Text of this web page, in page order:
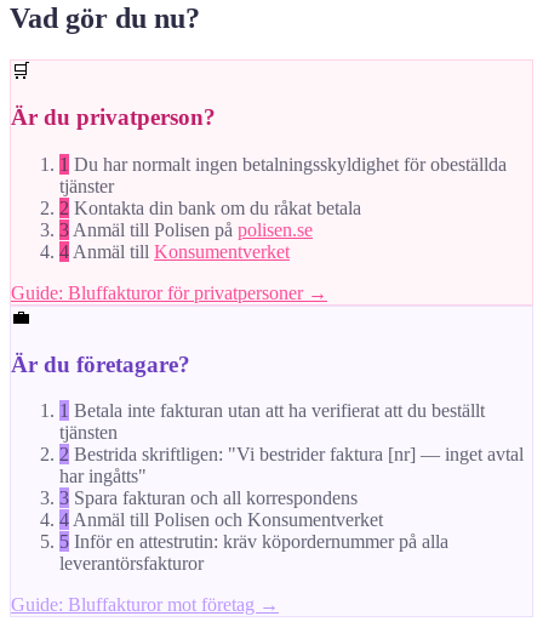
Vad gör du nu?
🛒
Är du privatperson?
1 Du har normalt ingen betalningsskyldighet för obeställda
tjänster
2 Kontakta din bank om du råkat betala
3 Anmäl till Polisen på polisen.se
4 Anmäl till Konsumentverket
Guide: Bluffakturor för privatpersoner →
💼
Är du företagare?
1 Betala inte fakturan utan att ha verifierat att du beställt
tjänsten
2 Bestrida skriftligen: "Vi bestrider faktura [nr] — inget avtal
har ingåtts"
3 Spara fakturan och all korrespondens
4 Anmäl till Polisen och Konsumentverket
5 Inför en attestrutin: kräv köpordernummer på alla
leverantörsfakturor
Guide: Bluffakturor mot företag →